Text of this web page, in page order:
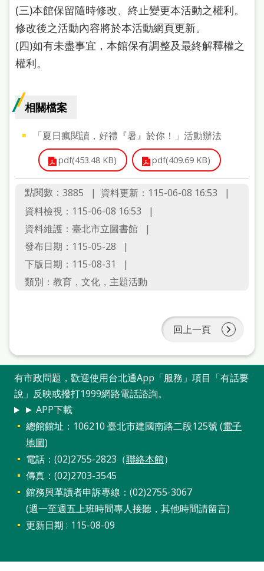
侵
權
處
理
法
(三)本館保留隨時修改、終止變更本活動之權利。
修改後之活動內容將於本活動網頁更新。
(四)如有未盡事宜，本館保有調整及最終解釋權之
權利。
相關檔案
「夏日瘋閱讀，好禮『暑』於你！」活動辦法
pdf(453.48 KB) pdf(409.69 KB)
點閱數： 3885
資料更新：115-06-08 16:53
資料檢視：115-06-08 16:53
資料維護：臺北市立圖書館
發布日期：115-05-28
下版日期：115-08-31
類別：教育，文化，主題活動
回上一頁
有市政問題，歡迎使用台北通App「服務」項目「有話要
說」反映或撥打1999網路電話諮詢。
► APP下載
總館館址：106210 臺北市建國南路二段125號 (電子
地圖)
電話：(02)2755-2823（聯絡本館）
傳真：(02)2703-3545
館務興革讀者申訴專線：(02)2755-3067
(週一至週五上班時間專人接聽，其他時間請留言)
更新日期
115-08-09